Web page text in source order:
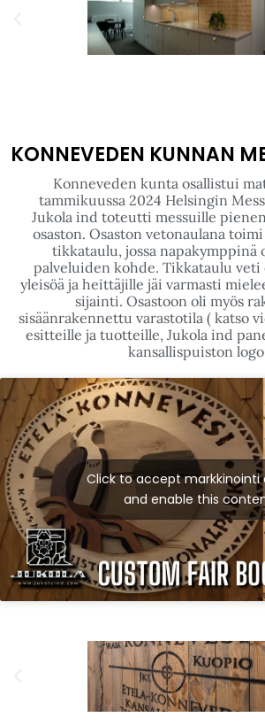
Click to accept markkinointi
KONNEVEDEN KUNNAN
Konneveden kunta osallistui
tammikuussa 2024 Helsingin
Jukola ind toteutti messuille
osaston. Osaston vetonaulana toimi
tikkataulu, jossa napakymppinä
palveluiden kohde. Tikkataulu veti
yleisöä ja heittäjille jäi varmasti
sijainti. Osastoon oli myös
sisäänrakennettu varastotila ( katso
esitteille ja tuotteille, Jukola ind
kansallispuiston logo.
Click to accept markkinointi